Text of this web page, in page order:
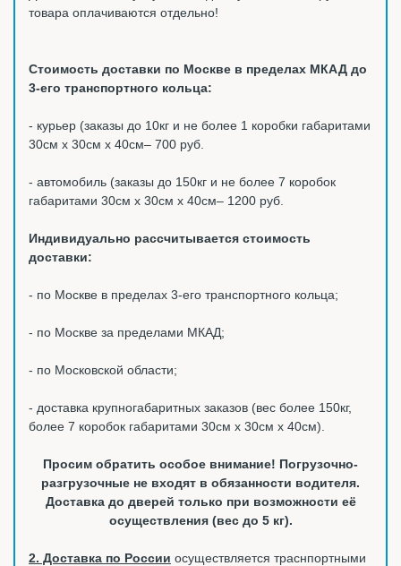
товара оплачиваются отдельно!
Стоимость доставки по Москве в пределах МКАД до
3-его транспортного кольца:
- курьер (заказы до 10кг и не более 1 коробки габаритами
30см х 30см х 40см– 700 руб.
- автомобиль (заказы до 150кг и не более 7 коробок
габаритами 30см х 30см х 40см– 1200 руб.
Индивидуально рассчитывается стоимость
доставки:
- по Москве в пределах 3-его транспортного кольца;
- по Москве за пределами МКАД;
- по Московской области;
- доставка крупногабаритных заказов (вес более 150кг,
более 7 коробок габаритами 30см х 30см х 40см).
Просим обратить особое внимание! Погрузочно-
разгрузочные не входят в обязанности водителя.
Доставка до дверей только при возможности её
осуществления (вес до 5 кг).
2. Доставка по России осуществляется траснпортными